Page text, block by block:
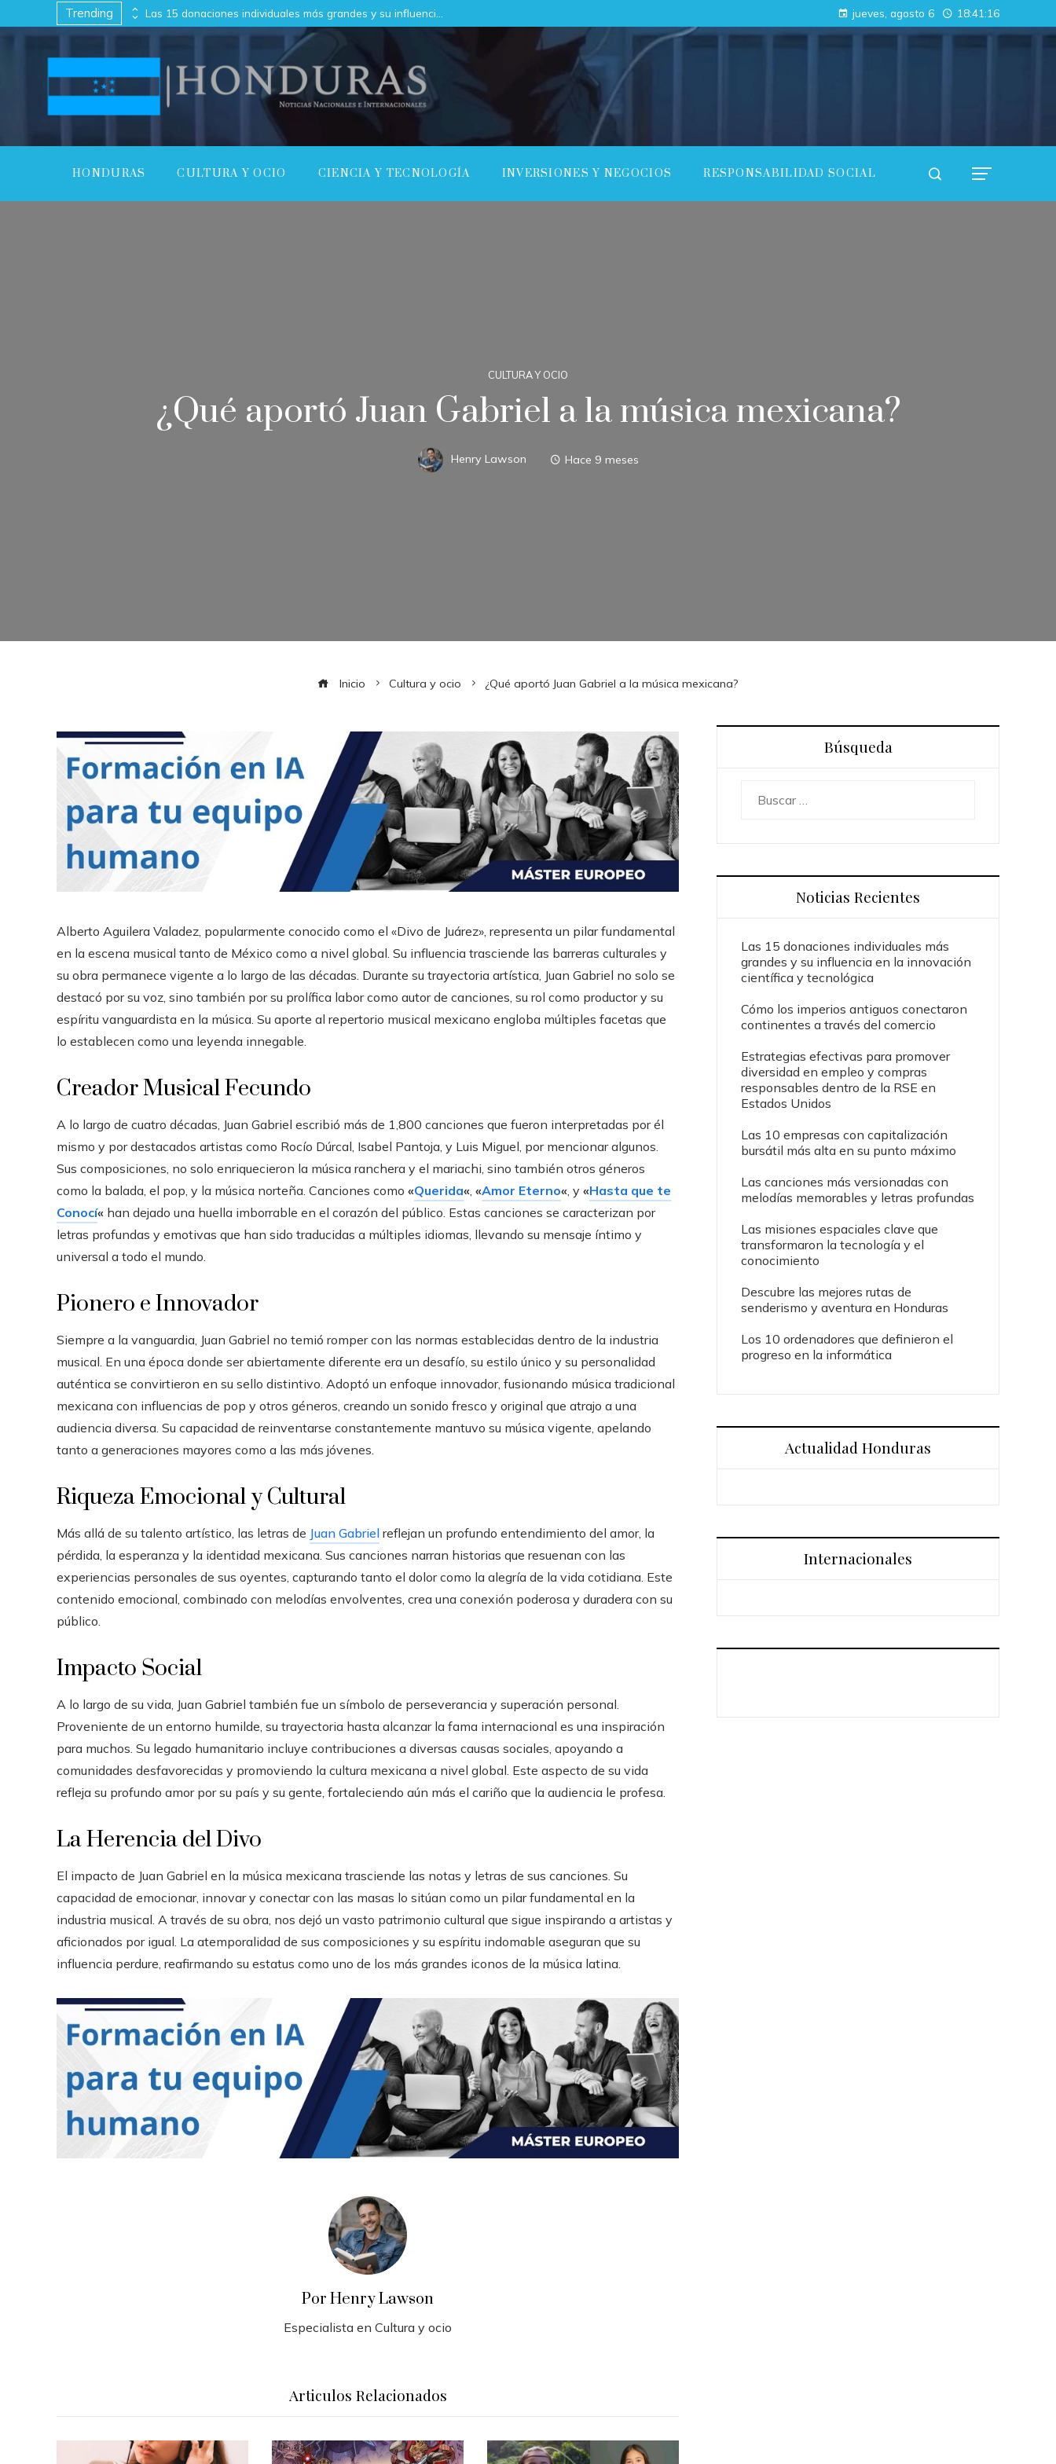
Trending Las canciones más versionadas con melodías memorables y letras profundas jueves, agosto 6 18:41:17
HONDURAS CULTURA Y OCIO CIENCIA Y TECNOLOGÍA INVERSIONES Y NEGOCIOS RESPONSABILIDAD SOCIAL
CULTURA Y OCIO
¿Qué aportó Juan Gabriel a la música mexicana?
Henry Lawson Hace 9 meses
Inicio Cultura y ocio ¿Qué aportó Juan Gabriel a la música mexicana?
Alberto Aguilera Valadez, popularmente conocido como el «Divo de Juárez», representa un pilar fundamental
en la escena musical tanto de México como a nivel global. Su influencia trasciende las barreras culturales y
su obra permanece vigente a lo largo de las décadas. Durante su trayectoria artística, Juan Gabriel no solo se
destacó por su voz, sino también por su prolífica labor como autor de canciones, su rol como productor y su
espíritu vanguardista en la música. Su aporte al repertorio musical mexicano engloba múltiples facetas que
lo establecen como una leyenda innegable.
Creador Musical Fecundo
A lo largo de cuatro décadas, Juan Gabriel escribió más de 1,800 canciones que fueron interpretadas por él
mismo y por destacados artistas como Rocío Dúrcal, Isabel Pantoja, y Luis Miguel, por mencionar algunos.
Sus composiciones, no solo enriquecieron la música ranchera y el mariachi, sino también otros géneros
como la balada, el pop, y la música norteña. Canciones como «Querida«, «Amor Eterno«, y «Hasta que te
Conocí« han dejado una huella imborrable en el corazón del público. Estas canciones se caracterizan por
letras profundas y emotivas que han sido traducidas a múltiples idiomas, llevando su mensaje íntimo y
universal a todo el mundo.
Pionero e Innovador
Siempre a la vanguardia, Juan Gabriel no temió romper con las normas establecidas dentro de la industria
musical. En una época donde ser abiertamente diferente era un desafío, su estilo único y su personalidad
auténtica se convirtieron en su sello distintivo. Adoptó un enfoque innovador, fusionando música tradicional
mexicana con influencias de pop y otros géneros, creando un sonido fresco y original que atrajo a una
audiencia diversa. Su capacidad de reinventarse constantemente mantuvo su música vigente, apelando
tanto a generaciones mayores como a las más jóvenes.
Riqueza Emocional y Cultural
Más allá de su talento artístico, las letras de Juan Gabriel reflejan un profundo entendimiento del amor, la
pérdida, la esperanza y la identidad mexicana. Sus canciones narran historias que resuenan con las
experiencias personales de sus oyentes, capturando tanto el dolor como la alegría de la vida cotidiana. Este
contenido emocional, combinado con melodías envolventes, crea una conexión poderosa y duradera con su
público.
Impacto Social
A lo largo de su vida, Juan Gabriel también fue un símbolo de perseverancia y superación personal.
Proveniente de un entorno humilde, su trayectoria hasta alcanzar la fama internacional es una inspiración
para muchos. Su legado humanitario incluye contribuciones a diversas causas sociales, apoyando a
comunidades desfavorecidas y promoviendo la cultura mexicana a nivel global. Este aspecto de su vida
refleja su profundo amor por su país y su gente, fortaleciendo aún más el cariño que la audiencia le profesa.
La Herencia del Divo
El impacto de Juan Gabriel en la música mexicana trasciende las notas y letras de sus canciones. Su
capacidad de emocionar, innovar y conectar con las masas lo sitúan como un pilar fundamental en la
industria musical. A través de su obra, nos dejó un vasto patrimonio cultural que sigue inspirando a artistas y
aficionados por igual. La atemporalidad de sus composiciones y su espíritu indomable aseguran que su
influencia perdure, reafirmando su estatus como uno de los más grandes iconos de la música latina.
Por Henry Lawson
Especialista en Cultura y ocio
Articulos Relacionados
Búsqueda
Noticias Recientes
Las 15 donaciones individuales más
grandes y su influencia en la innovación
científica y tecnológica
Cómo los imperios antiguos conectaron
continentes a través del comercio
Estrategias efectivas para promover
diversidad en empleo y compras
responsables dentro de la RSE en
Estados Unidos
Las 10 empresas con capitalización
bursátil más alta en su punto máximo
Las canciones más versionadas con
melodías memorables y letras profundas
Las misiones espaciales clave que
transformaron la tecnología y el
conocimiento
Descubre las mejores rutas de
senderismo y aventura en Honduras
Los 10 ordenadores que definieron el
progreso en la informática
Actualidad Honduras
Internacionales